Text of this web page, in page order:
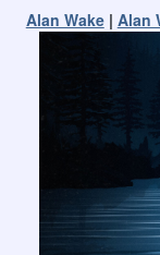
Alan Wake| Alan